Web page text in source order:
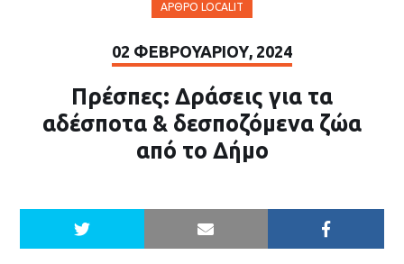
ΆΡΘΡΟ LOCALIT
02 ΦΕΒΡΟΥΑΡΊΟΥ, 2024
Πρέσπες: Δράσεις για τα
αδέσποτα & δεσποζόμενα ζώα
από το Δήμο